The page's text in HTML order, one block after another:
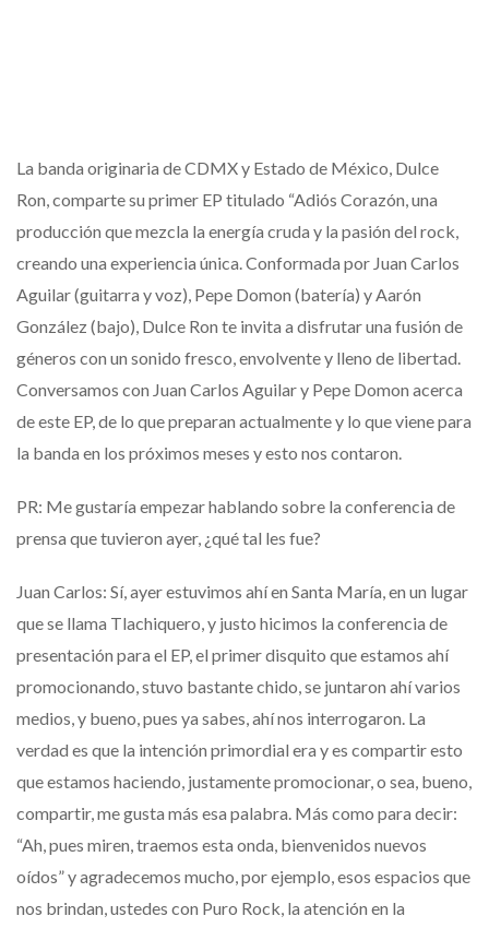
La banda originaria de CDMX y Estado de México, Dulce
Ron, comparte su primer EP titulado “Adiós Corazón, una
producción que mezcla la energía cruda y la pasión del rock,
creando una experiencia única. Conformada por Juan Carlos
Aguilar (guitarra y voz), Pepe Domon (batería) y Aarón
González (bajo), Dulce Ron te invita a disfrutar una fusión de
géneros con un sonido fresco, envolvente y lleno de libertad.
Conversamos con Juan Carlos Aguilar y Pepe Domon acerca
de este EP, de lo que preparan actualmente y lo que viene para
la banda en los próximos meses y esto nos contaron.
PR: Me gustaría empezar hablando sobre la conferencia de
prensa que tuvieron ayer, ¿qué tal les fue?
Juan Carlos: Sí, ayer estuvimos ahí en Santa María, en un lugar
que se llama Tlachiquero, y justo hicimos la conferencia de
presentación para el EP, el primer disquito que estamos ahí
promocionando, stuvo bastante chido, se juntaron ahí varios
medios, y bueno, pues ya sabes, ahí nos interrogaron. La
verdad es que la intención primordial era y es compartir esto
que estamos haciendo, justamente promocionar, o sea, bueno,
compartir, me gusta más esa palabra. Más como para decir:
“Ah, pues miren, traemos esta onda, bienvenidos nuevos
oídos” y agradecemos mucho, por ejemplo, esos espacios que
nos brindan, ustedes con Puro Rock, la atención en la